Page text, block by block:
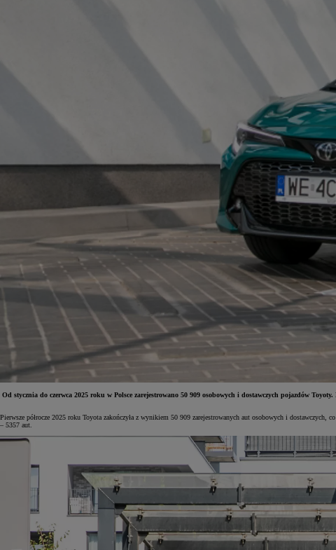
Od
Yaris Cross
Od stycznia do czerwca 2025 roku w Polsce zarejestrowano 50 909 osobowych i dostawczych pojazdów
Pierwsze półrocze 2025 roku Toyota zakończyła z wynikiem 50 909 zarejestrowanych aut osobowych i
– 5357 aut.